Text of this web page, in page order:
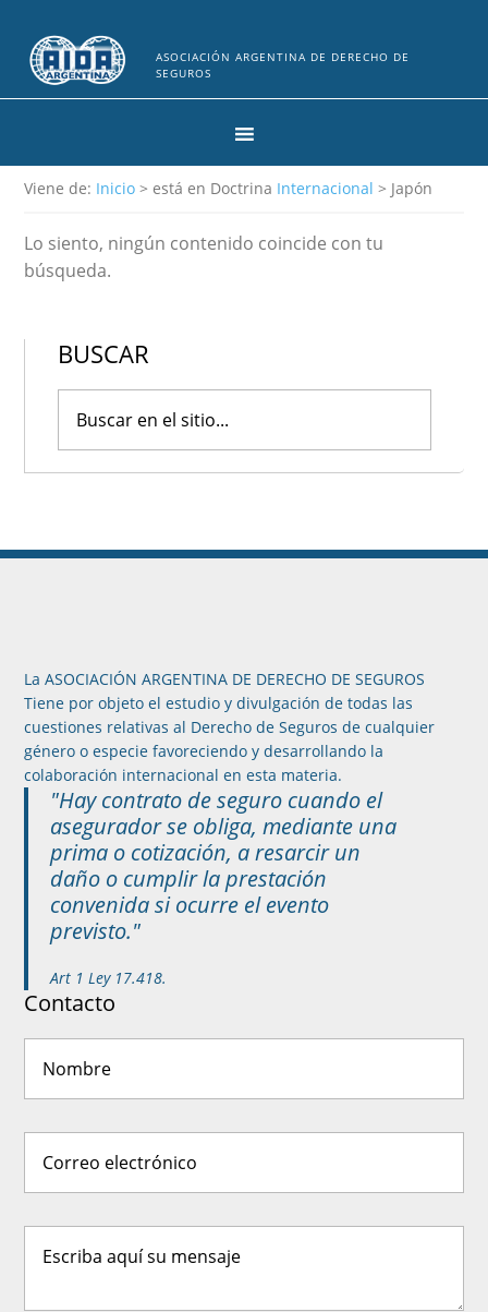
ASOCIACIÓN ARGENTINA DE DERECHO DE
SEGUROS
Viene de: Inicio> está en Doctrina Internacional > Japón
Lo siento, ningún contenido coincide con tu
búsqueda.
BUSCAR
La ASOCIACIÓN ARGENTINA DE DERECHO DE SEGUROS
Tiene por objeto el estudio y divulgación de todas las
cuestiones relativas al Derecho de Seguros de cualquier
género o especie favoreciendo y desarrollando la
colaboración internacional en esta materia.
"Hay contrato de seguro cuando el
asegurador se obliga, mediante una
prima o cotización, a resarcir un
daño o cumplir la prestación
convenida si ocurre el evento
previsto."
Art 1 Ley 17.418.
Contacto